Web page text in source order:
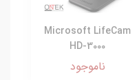
Microsoft LifeCam
HD-3000
ناموجود